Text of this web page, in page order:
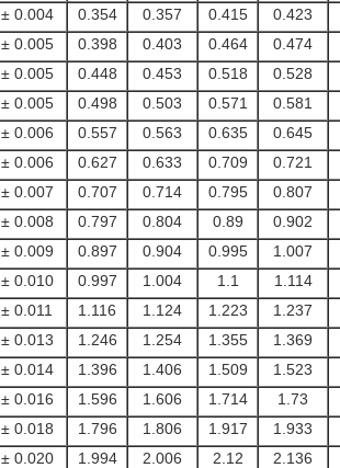
± 0.004 0.354 0.357 0.415 0.423
± 0.005 0.398 0.403 0.464 0.474
± 0.005 0.448 0.453 0.518 0.528
± 0.005 0.498 0.503 0.571 0.581
± 0.006 0.557 0.563 0.635 0.645
± 0.006 0.627 0.633 0.709 0.721
± 0.007 0.707 0.714 0.795 0.807
± 0.008 0.797 0.804 0.89 0.902
± 0.009 0.897 0.904 0.995 1.007
± 0.010 0.997 1.004 1.1 1.114
± 0.011 1.116 1.124 1.223 1.237
± 0.013 1.246 1.254 1.355 1.369
± 0.014 1.396 1.406 1.509 1.523
± 0.016 1.596 1.606 1.714 1.73
± 0.018 1.796 1.806 1.917 1.933
± 0.020 1.994 2.006 2.12 2.136